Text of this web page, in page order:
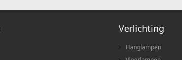
Verlichting
Hanglampen